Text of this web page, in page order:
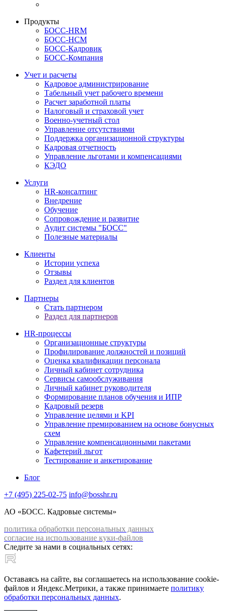
Продукты
БОСС-HRM
БОСС-HCM
БОСС-Кадровик
БОСС-Компания
Учет и расчеты
Кадровое администрирование
Табельный учет рабочего времени
Расчет заработной платы
Налоговый и страховой учет
Военно-учетный стол
Управление отсутствиями
Поддержка организационной структуры
Кадровая отчетность
Управление льготами и компенсациями
КЭДО
Услуги
HR-консалтинг
Внедрение
Обучение
Сопровождение и развитие
Аудит системы "БОСС"
Полезные материалы
Клиенты
Истории успеха
Отзывы
Раздел для клиентов
Партнеры
Стать партнером
Раздел для партнеров
HR-процессы
Организационные структуры
Профилирование должностей и позиций
Оценка квалификации персонала
Личный кабинет сотрудника
Сервисы самообслуживания
Личный кабинет руководителя
Формирование планов обучения и ИПР
Кадровый резерв
Управление целями и KPI
Управление премированием на основе бонусных
схем
Управление компенсационными пакетами
Кафетерий льгот
Тестирование и анкетирование
Блог
+7 (495) 225-02-75 info@bosshr.ru
АО «БОСС. Кадровые системы»
политика обработки персональных данных
согласие на использование куки-файлов
Следите за нами в социальных сетях:
Оставаясь на сайте, вы соглашаетесь на использование cookie-
файлов и Яндекс.Метрики, а также принимаете политику
обработки персональных данных.